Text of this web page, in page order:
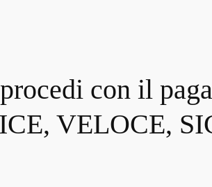
con il
VELOCE,